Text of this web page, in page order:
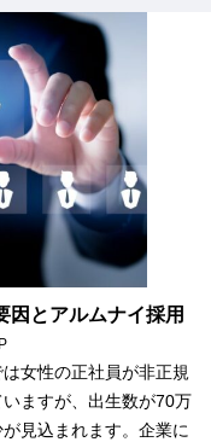
因とアルムナイ採用
女性の正社員が非正規
ますが、出生数が70万
見込まれます。企業に